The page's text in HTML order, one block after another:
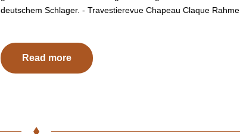
deutschem Schlager. - Travestierevue Chapeau Claque
Read more